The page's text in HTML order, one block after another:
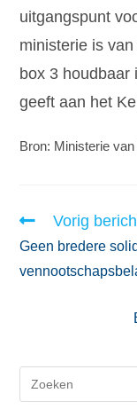
uitgangspunt
ministerie is
box 3 houdbaar
geeft aan het
Bron: Ministerie
Vorig
Geen bredere